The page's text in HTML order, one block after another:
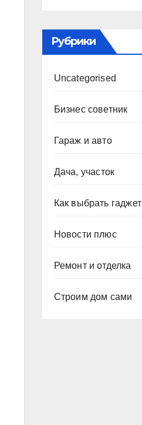
Рубрики
Uncategorised
Бизнес советник
Гараж и авто
Дача, участок
Как выбрать гаджет
Новости плюс
Ремонт и отделка
Строим дом сами